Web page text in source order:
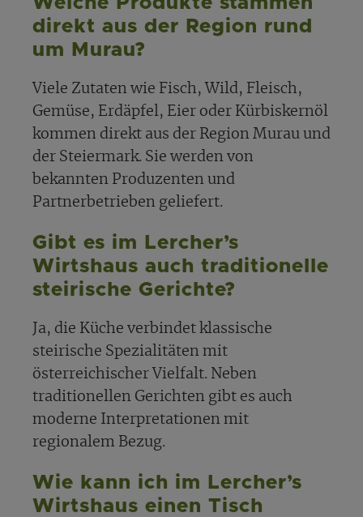
direkt aus der Region rund
um Murau?
Viele Zutaten wie Fisch, Wild, Fleisch,
Gemüse, Erdäpfel, Eier oder Kürbiskernöl
kommen direkt aus der Region Murau und
der Steiermark. Sie werden von
bekannten Produzenten und
Partnerbetrieben geliefert.
Gibt es im Lercher’s
Wirtshaus auch traditionelle
steirische Gerichte?
Ja, die Küche verbindet klassische
steirische Spezialitäten mit
österreichischer Vielfalt. Neben
traditionellen Gerichten gibt es auch
moderne Interpretationen mit
regionalem Bezug.
Wie kann ich im Lercher’s
Wirtshaus einen Tisch